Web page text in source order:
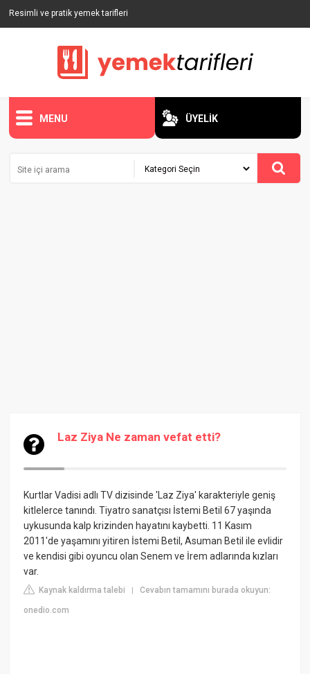
Resimli ve pratik yemek tarifleri
MENU ÜYELİK
Laz Ziya Ne zaman vefat etti?
Kurtlar Vadisi adlı TV dizisinde 'Laz Ziya' karakteriyle geniş
kitlelerce tanındı. Tiyatro sanatçısı İstemi Betil 67 yaşında
uykusunda kalp krizinden hayatını kaybetti. 11 Kasım
2011'de yaşamını yitiren İstemi Betil, Asuman Betil ile evlidir
ve kendisi gibi oyuncu olan Senem ve İrem adlarında kızları
var.
Kaynak kaldırma talebi |Cevabın tamamını burada okuyun:
onedio.com